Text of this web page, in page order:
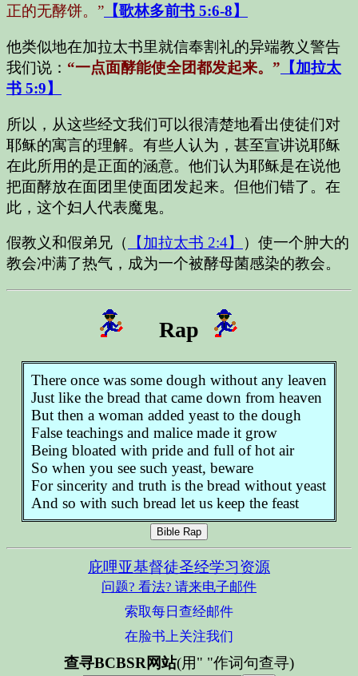
正的无酵饼。” 【歌林多前书 5:6-8】
他类似地在加拉太书里就信奉割礼的异端教义警告
我们说： “一点面酵能使全团都发起来。” 【加拉太
书 5:9】
所以，从这些经文我们可以很清楚地看出使徒们对
耶稣的寓言的理解。有些人认为，甚至宣讲说耶稣
在此所用的是正面的涵意。他们认为耶稣是在说他
把面酵放在面团里使面团发起来。但他们错了。在
此，这个妇人代表魔鬼。
假教义和假弟兄（ 【加拉太书 2:4】
）使一个肿大的
教会冲满了热气，成为一个被酵母菌感染的教会。
Rap
There once was some dough without any leaven
Just like the bread that came down from heaven
But then a woman added yeast to the dough
False teachings and malice made it grow
Being bloated with pride and full of hot air
So when you see such yeast, beware
For sincerity and truth is the bread without yeast
And so with such bread let us keep the feast
Bible Rap
庇哩亚基督徒圣经学习资源
问题? 看法? 请来电子邮件
索取每日查经邮件
在脸书上关注我们
查寻BCBSR网站(用" "作词句查寻)